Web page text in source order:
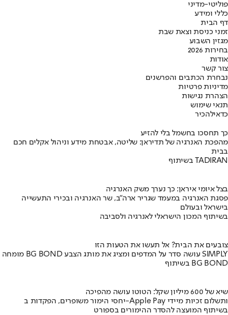
פוליטי-מדיני
כללי ומידע
דף הבית
זמני כניסת וצאת שבת
מגזין השבוע
בחירות 2026
אודות
צור קשר
נבחרת הכתבים והפרשנים
מדיניות פרטיות
הצהרת נגישות
תנאי שימוש
כדאילהכיר
כך תחסכו בחשמל בלי להזיע
מהפכת האנרגיה של תדיראן: שליטה, אבטחת מידע וניהול אקלים חכם
בבית
בשיתוף TADIRAN
בצל איומי איראן: כך נערך משק האנרגיה
פסגת האנרגיה במעמד שגריר ארה"ב, שר האנרגיה ובכירי התעשייה
בישראל ובעולם
בשיתוף המכון הישראלי לאנרגיה ולסביבה
צובעים את הבית? אל תעשו את הטעות הזו
מומחה BG BOND עושה סדר על המדפים ומציג את מותג הצבע SIMPLY
בשיתוף BG BOND
שיא של 600 מיליון שקל: הטוטו עושה מהפיכה
יחסי הימור משופרים, הפקדות ב-Apple Pay ותשלום זכיות מיידי
בשיתוף המועצה להסדר ההימורים בספורט